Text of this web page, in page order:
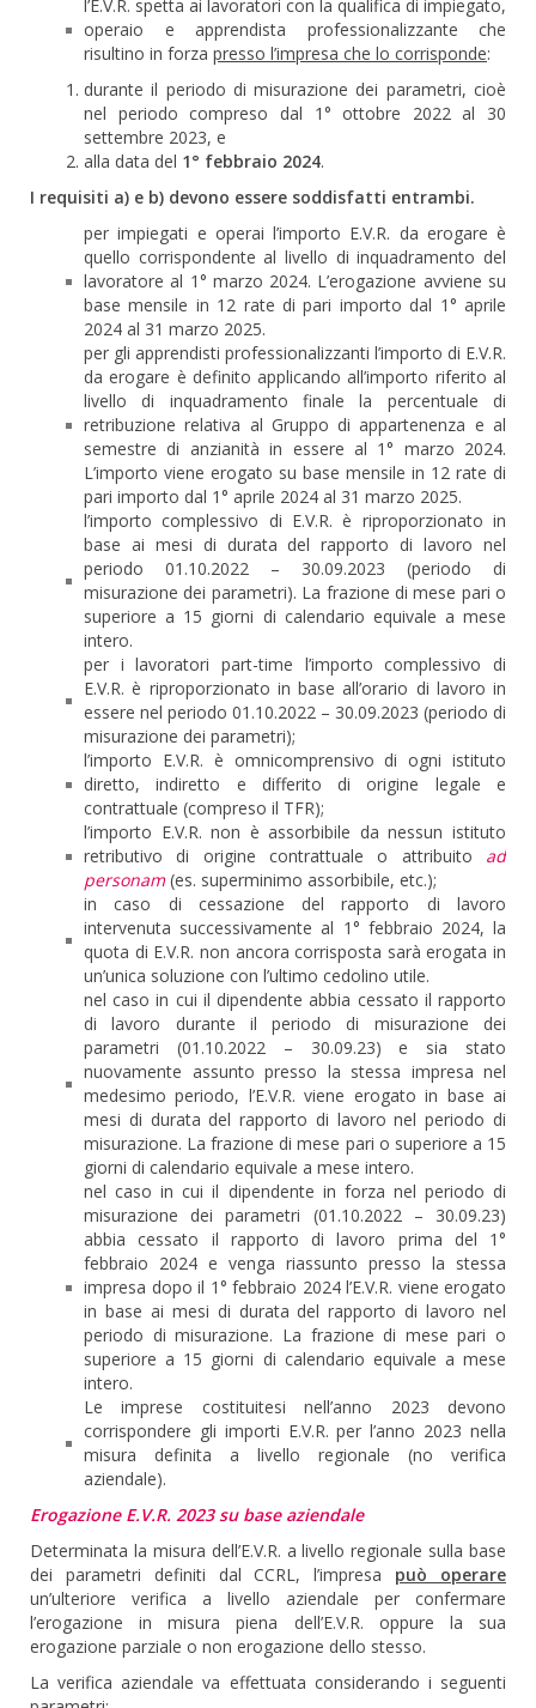
l’E.V.R. spetta ai lavoratori con la qualifica di impiegato,
operaio e apprendista professionalizzante che
risultino in forza presso l’impresa che lo corrisponde:
durante il periodo di misurazione dei parametri, cioè
nel periodo compreso dal 1° ottobre 2022 al 30
settembre 2023, e
alla data del 1° febbraio 2024.
I requisiti a) e b) devono essere soddisfatti entrambi.
per impiegati e operai l’importo E.V.R. da erogare è
quello corrispondente al livello di inquadramento del
lavoratore al 1° marzo 2024. L’erogazione avviene su
base mensile in 12 rate di pari importo dal 1° aprile
2024 al 31 marzo 2025.
per gli apprendisti professionalizzanti l’importo di E.V.R.
da erogare è definito applicando all’importo riferito al
livello di inquadramento finale la percentuale di
retribuzione relativa al Gruppo di appartenenza e al
semestre di anzianità in essere al 1° marzo 2024.
L’importo viene erogato su base mensile in 12 rate di
pari importo dal 1° aprile 2024 al 31 marzo 2025.
l’importo complessivo di E.V.R. è riproporzionato in
base ai mesi di durata del rapporto di lavoro nel
periodo 01.10.2022 – 30.09.2023 (periodo di
misurazione dei parametri). La frazione di mese pari o
superiore a 15 giorni di calendario equivale a mese
intero.
per i lavoratori part-time l’importo complessivo di
E.V.R. è riproporzionato in base all’orario di lavoro in
essere nel periodo 01.10.2022 – 30.09.2023 (periodo di
misurazione dei parametri);
l’importo E.V.R. è omnicomprensivo di ogni istituto
diretto, indiretto e differito di origine legale e
contrattuale (compreso il TFR);
l’importo E.V.R. non è assorbibile da nessun istituto
retributivo di origine contrattuale o attribuito ad
personam(es. superminimo assorbibile, etc.);
in caso di cessazione del rapporto di lavoro
intervenuta successivamente al 1° febbraio 2024, la
quota di E.V.R. non ancora corrisposta sarà erogata in
un’unica soluzione con l’ultimo cedolino utile.
nel caso in cui il dipendente abbia cessato il rapporto
di lavoro durante il periodo di misurazione dei
parametri (01.10.2022 – 30.09.23) e sia stato
nuovamente assunto presso la stessa impresa nel
medesimo periodo, l’E.V.R. viene erogato in base ai
mesi di durata del rapporto di lavoro nel periodo di
misurazione. La frazione di mese pari o superiore a 15
giorni di calendario equivale a mese intero.
nel caso in cui il dipendente in forza nel periodo di
misurazione dei parametri (01.10.2022 – 30.09.23)
abbia cessato il rapporto di lavoro prima del 1°
febbraio 2024 e venga riassunto presso la stessa
impresa dopo il 1° febbraio 2024 l’E.V.R. viene erogato
in base ai mesi di durata del rapporto di lavoro nel
periodo di misurazione. La frazione di mese pari o
superiore a 15 giorni di calendario equivale a mese
intero.
Le imprese costituitesi nell’anno 2023 devono
corrispondere gli importi E.V.R. per l’anno 2023 nella
misura definita a livello regionale (no verifica
aziendale).
Erogazione E.V.R. 2023 su base aziendale
Determinata la misura dell’E.V.R. a livello regionale sulla base
dei parametri definiti dal CCRL, l’impresa può operare
un’ulteriore verifica a livello aziendale per confermare
l’erogazione in misura piena dell’E.V.R. oppure la sua
erogazione parziale o non erogazione dello stesso.
La verifica aziendale va effettuata considerando i seguenti